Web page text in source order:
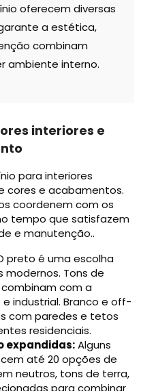
oferecem diversas
a estética,
combinam
ambiente interno.
interiores e
para interiores
cores e acabamentos.
coordenem com os
tempo que satisfazem
e manutenção..
preto é uma escolha
Tons de
com a
industrial. Branco e off-
com paredes e tetos
residenciais.
expandidas:Alguns
até 20 opções de
neutros, tons de terra,
para combinar